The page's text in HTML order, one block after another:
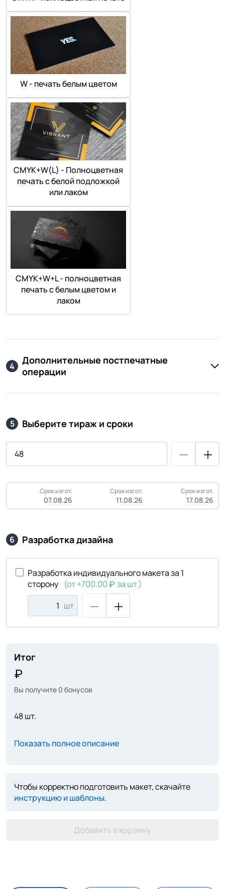
W - печать белым цветом
СMYK+W(L) - Полноцветная
печать с белой подложкой
или лаком
СMYK+W+L - полноцветная
печать с белым цветом и
лаком
4
Дополнительные постпечатные
операции
5 Выберите тираж и сроки
Срок изгот.
07.08.26
Срок изгот.
11.08.26
Срок изгот.
17.08.26
6 Разработка дизайна
Разработка индивидуального макета за 1
сторону (от +700.00
за шт.)
шт
Итог
Вы получите 0 бонусов
48 шт.
Показать полное описание
Чтобы корректно подготовить макет, скачайте
инструкцию и шаблоны.
Добавить в корзину